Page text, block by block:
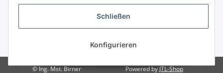
Gesetzliche Informationen
* Alle Preise inkl. gesetzlicher USt., zzgl.Versand
© Ing. Mst. Birner Powered by JTL-Shop
Schließen
Konfigurieren